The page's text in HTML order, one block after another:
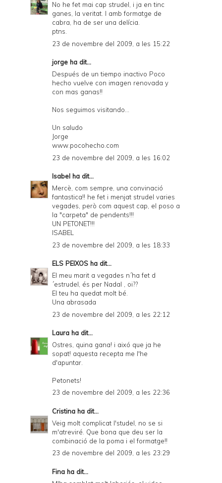
No he fet mai cap strudel, i ja en tinc
ganes, la veritat. I amb formatge de
cabra, ha de ser una delícia.
ptns.
23 de novembre del 2009, a les 15:22
jorge ha dit...
Después de un tiempo inactivo Poco
hecho vuelve con imagen renovada y
con mas ganas!!
Nos seguimos visitando...
Un saludo
Jorge
www.pocohecho.com
23 de novembre del 2009, a les 16:02
Isabel ha dit...
Mercè, com sempre, una convinació
fantastica!! he fet i menjat strudel varies
vegades, però com aquest cap, el poso a
la "carpeta" de pendents!!!
UN PETONET!!!
ISABEL
23 de novembre del 2009, a les 18:33
ELS PEIXOS ha dit...
El meu marit a vegades n´ha fet d
´estrudel, és per Nadal , oi??
El teu ha quedat molt bé.
Una abrasada
23 de novembre del 2009, a les 22:12
Laura ha dit...
Ostres, quina gana! i aixó que ja he
sopat! aquesta recepta me l'he
d'apuntar.
Petonets!
23 de novembre del 2009, a les 22:36
Cristina ha dit...
Veig molt complicat l'studel, no se si
m'atreviré. Que bona que deu ser la
combinació de la poma i el formatge!!
23 de novembre del 2009, a les 23:29
Fina ha dit...